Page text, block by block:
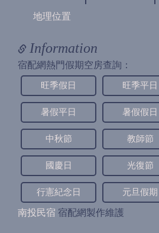
地理位置
Information
宿配網熱門假期空房查詢：
旺季假日 旺季平日
暑假平日 暑假假日
中秋節 教師節
國慶日 光復節
行憲紀念日 元旦假期
南投民宿 宿配網製作維護